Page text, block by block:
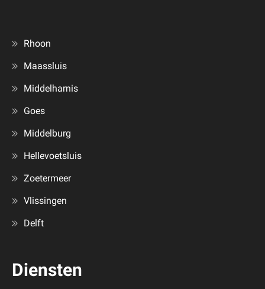
Rhoon
Maassluis
Middelharnis
Goes
Middelburg
Hellevoetsluis
Zoetermeer
Vlissingen
Delft
Diensten